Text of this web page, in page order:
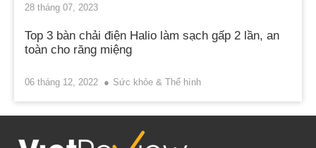
28 tháng 07, 2023
Top 3 bàn chải điện Halio làm sạch gấp 2 lần, an
toàn cho răng miệng
06 tháng 12, 2022 Sức khỏe & Thể hình